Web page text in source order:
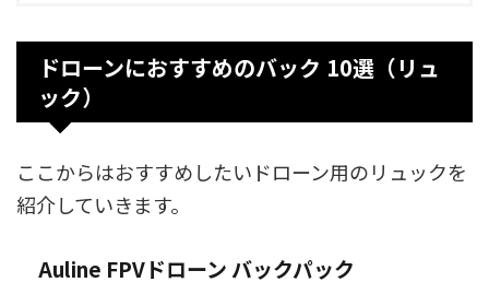
ドローンにおすすめのバック 10選（リュ
ック）
ここからはおすすめしたいドローン用のリュックを
紹介していきます。
Auline FPVドローン バックパック